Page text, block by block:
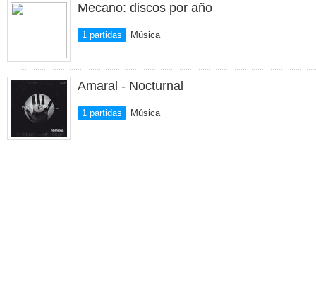
Mecano: discos por año
1 partidas Música
Amaral - Nocturnal
1 partidas Música